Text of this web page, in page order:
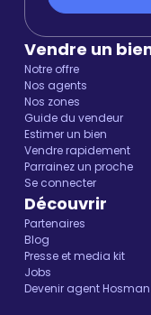
Vendre un
Notre offre
Nos agents
Nos zones
Guide du vendeur
Estimer un bien
Vendre rapidement
Parrainez un proche
Se connecter
Découvrir
Partenaires
Blog
Presse et media kit
Jobs
Devenir agent Hosman